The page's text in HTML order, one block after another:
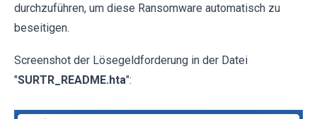
durchzuführen, um diese Ransomware automatisch zu
beseitigen.
Screenshot der Lösegeldforderung in der Datei
"SURTR_README.hta":